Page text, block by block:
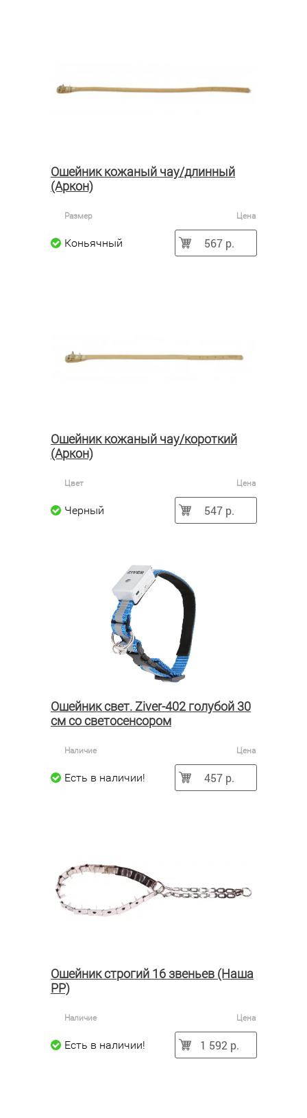
Ошейник кожаный чау/длинный
(Аркон)
Размер Цена
Коньячный 567 р.
Ошейник кожаный чау/короткий
(Аркон)
Цвет Цена
Черный 547 р.
Ошейник свет. Ziver-402 голубой 30
см со светосенсором
Наличие Цена
Есть в наличии! 457 р.
Ошейник строгий 16 звеньев (Наша
РР)
Наличие Цена
Есть в наличии! 1 592 р.